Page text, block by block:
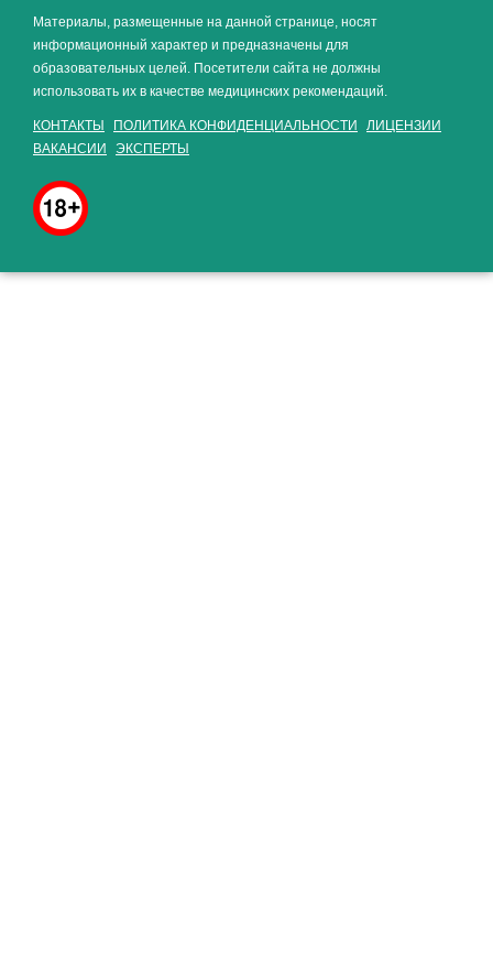
Материалы, размещенные на данной странице, носят
информационный характер и предназначены для
образовательных целей. Посетители сайта не должны
использовать их в качестве медицинских рекомендаций.
КОНТАКТЫ ПОЛИТИКА КОНФИДЕНЦИАЛЬНОСТИ
ЛИЦЕНЗИИ
ВАКАНСИИ
ЭКСПЕРТЫ